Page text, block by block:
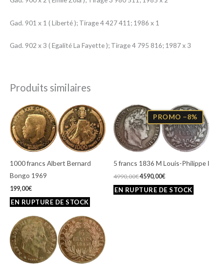
Gad. 901 x 1 ( Liberté ); Tirage 4 427 411; 1986 x 1
Gad. 902 x 3 ( Egalité La Fayette ); Tirage 4 795 816; 1987 x 3
Produits similaires
1000 francs Albert Bernard
Bongo 1969
199,00€
PROMO −8%
5 francs 1836 M Louis-Philippe I
4990,00€
Le
prix
initial
était :
4990,00€.
4590,00€
prix
actuel
est :
4590,00€.